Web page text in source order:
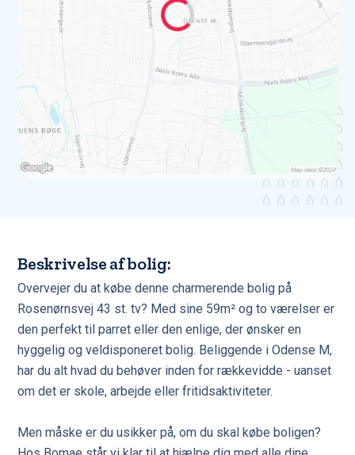
Beskrivelse af bolig:
Overvejer du at købe denne charmerende bolig på
Rosenørnsvej 43 st. tv? Med sine 59m² og to værelser er
den perfekt til parret eller den enlige, der ønsker en
hyggelig og veldisponeret bolig. Beliggende i Odense M,
har du alt hvad du behøver inden for rækkevidde - uanset
om det er skole, arbejde eller fritidsaktiviteter.
Men måske er du usikker på, om du skal købe boligen?